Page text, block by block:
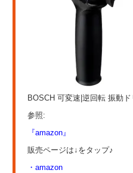
BOSCH 可変速|逆回転 振動
参照:
『amazon』
販売ページは↓をタップ♪
・amazon